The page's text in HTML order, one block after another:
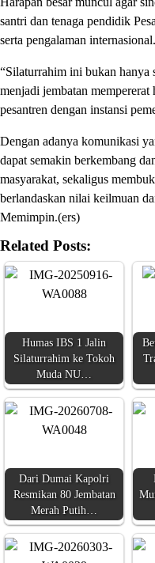
santri dan tenaga pendidik
serta pengalaman internasional.
“Silaturrahim ini bukan hanya
menjadi jembatan
pesantren dengan instansi
Dengan adanya komunikasi
dapat semakin berkembang
masyarakat, sekaligus
berlandaskan nilai keilmuan
Memimpin.(ers)
Related Posts:
Humas IBS 1 Jalin
Silaturrahim ke Tokoh
Muda NU…
Dari Dumai Kapolri
Resmikan 80 Jembatan
Merah Putih…